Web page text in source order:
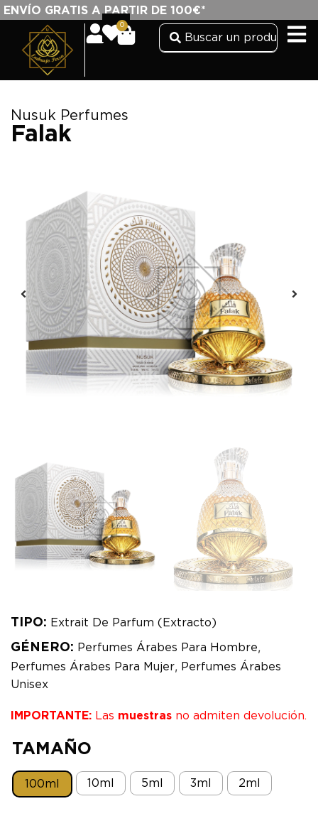
ENVÍO GRATIS A PARTIR DE 100€*
0
Nusuk Perfumes
Falak
TIPO: Extrait De Parfum (Extracto)
GÉNERO: Perfumes Árabes Para Hombre,
Perfumes Árabes Para Mujer, Perfumes Árabes
Unisex
IMPORTANTE: Las muestras no admiten devolución.
TAMAÑO
100ml 10ml 5ml 3ml 2ml